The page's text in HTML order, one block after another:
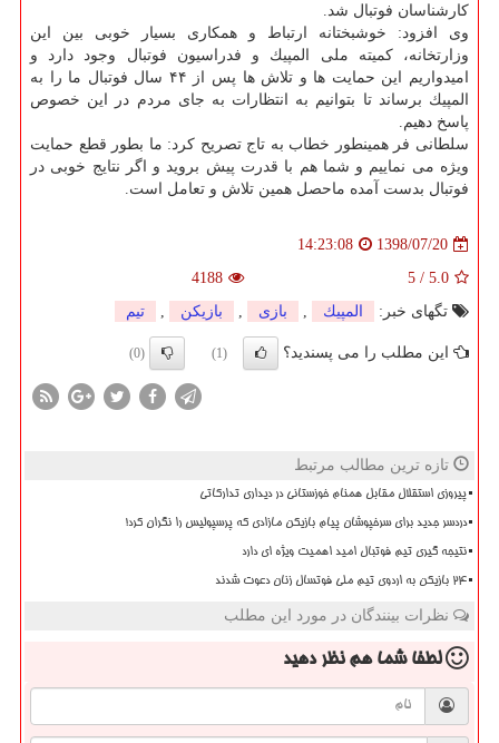
كارشناسان فوتبال شد.
وی افزود: خوشبختانه ارتباط و همكاری بسیار خوبی بین این
وزارتخانه، كمیته ملی المپیك و فدراسیون فوتبال وجود دارد و
امیدواریم این حمایت ها و تلاش ها پس از ۴۴ سال فوتبال ما را به
المپیك برساند تا بتوانیم به انتظارات به جای مردم در این خصوص
پاسخ دهیم.
سلطانی فر همینطور خطاب به تاج تصریح كرد: ما بطور قطع حمایت
ویژه می نماییم و شما هم با قدرت پیش بروید و اگر نتایج خوبی در
فوتبال بدست آمده ماحصل همین تلاش و تعامل است.
1398/07/20
14:23:08
5.0
/
5
4188
تگهای خبر:
المپیك , بازی , بازیكن , تیم
این مطلب را می پسندید؟ (1)
(0)
تازه ترین مطالب مرتبط
پیروزی استقلال مقابل همنام خوزستانی در دیداری تدارکاتی
دردسر جدید برای سرخپوشان پیام بازیکن مازادی که پرسپولیس را نگران کرد!
نتیجه گیری تیم فوتبال امید اهمیت ویژه ای دارد
۲۴ بازیکن به اردوی تیم ملی فوتسال زنان دعوت شدند
نظرات بینندگان در مورد این مطلب
لطفا شما همنظر دهید